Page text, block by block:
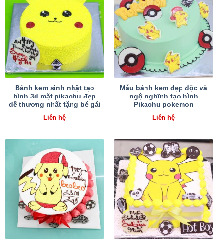
Bánh kem sinh nhật tạo
hình 3d mặt pikachu đẹp
dễ thương nhất tặng bé gái
Liên hệ
Mẫu bánh kem đẹp độc và
ngộ nghĩnh tạo hình
Pikachu pokemon
Liên hệ